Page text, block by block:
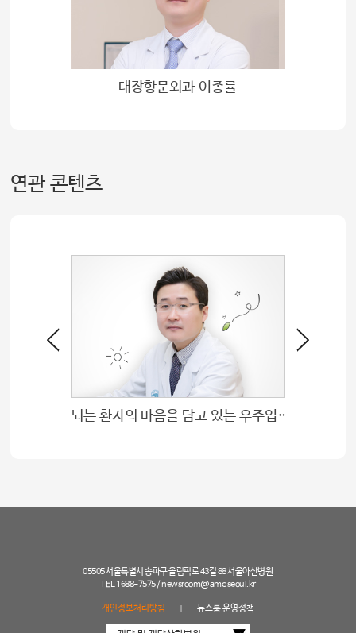
대장항문외과 이종률
연관 콘텐츠
뇌는 환자의 마음을 담고 있는 우주입니다
05505 서울특별시 송파구 올림픽로 43길 88 서울아산병원
TEL 1688-7575 /newsroom@amc.seoul.kr
개인정보처리방침 뉴스룸 운영정책